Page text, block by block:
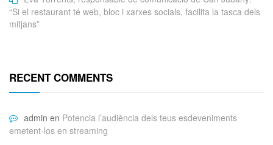
“Si el restaurant té web, bloc i xarxes socials, facilita la tasca dels
mitjans”
RECENT COMMENTS
admin en Potencia l’audiència dels teus esdeveniments
emetent-los en streaming